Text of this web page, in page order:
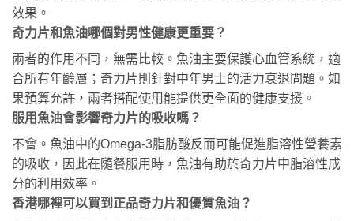
效果。
奇力片和魚油哪個對男性健康更重要？
兩者的作用不同，無需比較。魚油主要保護心血管系統，適
合所有年齡層；奇力片則針對中年男士的活力衰退問題。如
果預算允許，兩者搭配使用能提供更全面的健康支援。
服用魚油會影響奇力片的吸收嗎？
不會。魚油中的Omega-3脂肪酸反而可能促進脂溶性營養素
的吸收，因此在隨餐服用時，魚油有助於奇力片中脂溶性成
分的利用效率。
香港哪裡可以買到正品奇力片和優質魚油？